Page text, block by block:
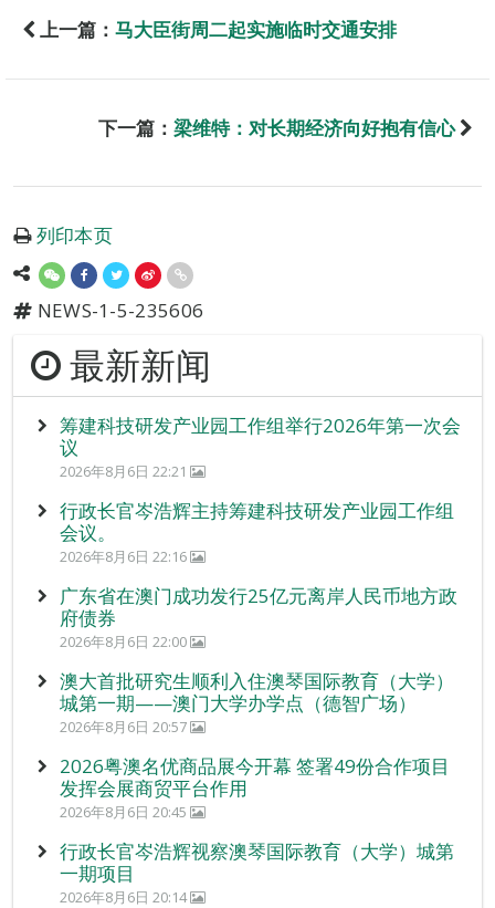
上一篇： 马大臣街周二起实施临时交通安排
下一篇： 梁维特：对长期经济向好抱有信心
列印本页
NEWS-1-5-235606
最新新闻
筹建科技研发产业园工作组举行2026年第一次会
议
2026年8月6日 22:21
行政长官岑浩辉主持筹建科技研发产业园工作组
会议。
2026年8月6日 22:16
广东省在澳门成功发行25亿元离岸人民币地方政
府债券
2026年8月6日 22:00
澳大首批研究生顺利入住澳琴国际教育（大学）
城第一期——澳门大学办学点（德智广场）
2026年8月6日 20:57
2026粤澳名优商品展今开幕 签署49份合作项目
发挥会展商贸平台作用
2026年8月6日 20:45
行政长官岑浩辉视察澳琴国际教育（大学）城第
一期项目
2026年8月6日 20:14